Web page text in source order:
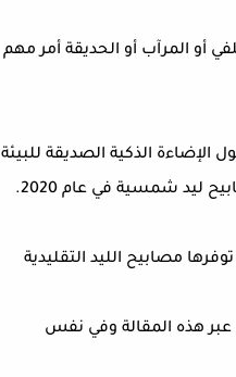
أو المرآب أو الحديقة أمر مهم
الإضاءة الذكية الصديقة للبيئة
ليد شمسية في عام 2020.
مصابيح الليد التقليدية
عبر هذه المقالة وفي نفس